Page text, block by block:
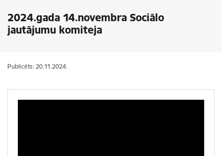
2024.gada 14.novembra Sociālo
jautājumu komiteja
Publicēts: 20.11.2024.